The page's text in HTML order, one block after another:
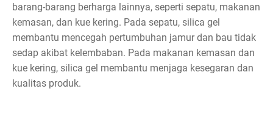
barang-barang berharga lainnya, seperti sepatu, makanan
kemasan, dan kue kering. Pada sepatu, silica gel
membantu mencegah pertumbuhan jamur dan bau tidak
sedap akibat kelembaban. Pada makanan kemasan dan
kue kering, silica gel membantu menjaga kesegaran dan
kualitas produk.